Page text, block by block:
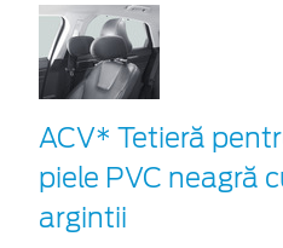
ACV* Tetieră
piele PVC neagră
argintii